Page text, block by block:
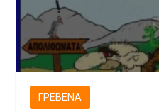
ΓΡΕΒΕΝΆ